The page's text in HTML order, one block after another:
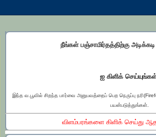
நீங்கள் பஞ்சாமிர்தத்திற்கு
ஐ கிளிக்
இந்த வ.பூவில் சிறந்த பார்வை அனுபவத்தைப் பெற நெருப்பு
பயன்படுத்துங்கள்.
விளம்பரங்களை கிளிக் செய்து